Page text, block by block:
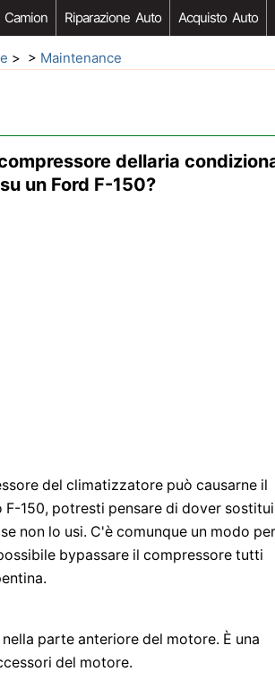
Camion Riparazione Auto Acquisto Auto
> > Maintenance
dellaria
un Ford F-150?
del climatizzatore può causarne il
150, potresti pensare di dover
non lo usi. C'è comunque un modo per
bypassare il compressore tutti
parte anteriore del motore. È una
del motore.